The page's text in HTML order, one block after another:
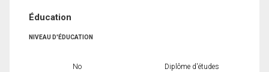
Éducation
NIVEAU D'ÉDUCATION
No
Diplôme d'études